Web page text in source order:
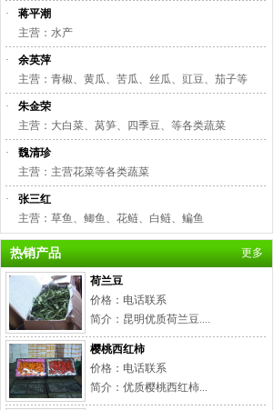
·
蒋平潮
主营：水产
·
余英萍
主营：青椒、黄瓜、苦瓜、丝瓜、豇豆、茄子等
·
朱金荣
主营：大白菜、莴笋、四季豆、等各类蔬菜
·
魏清珍
主营：主营花菜等各类蔬菜
·
张三红
主营：草鱼、鲫鱼、花鲢、白鲢、鳊鱼
热销产品 更多
荷兰豆
价格：电话联系
简介：昆明优质荷兰豆....
樱桃西红柿
价格：电话联系
简介：优质樱桃西红柿...